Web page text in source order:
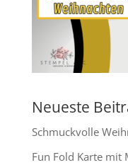
Neueste
Schmuckvolle
Fun Fold Karte mit